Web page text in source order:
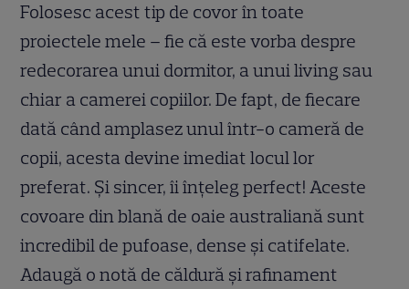
Folosesc acest tip de covor în toate
proiectele mele – fie că este vorba despre
redecorarea unui dormitor, a unui living sau
chiar a camerei copiilor. De fapt, de fiecare
dată când amplasez unul într-o cameră de
copii, acesta devine imediat locul lor
preferat. Și sincer, îi înțeleg perfect! Aceste
covoare din blană de oaie australiană sunt
incredibil de pufoase, dense și catifelate.
Adaugă o notă de căldură și rafinament